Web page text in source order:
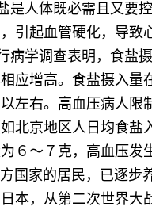
人体既必需且又要控
引起血管硬化，导致
学调查表明，食盐摄
应增高。食盐摄入量
左右。高血压病人限
北京地区人日均食盐
６～７克，高血压
家的居民，已逐步养
本，从第二次世界大